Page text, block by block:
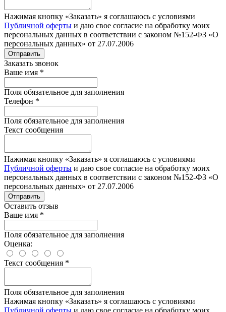
Нажимая кнопку «Заказать» я соглашаюсь с условиями
Публичной оферты и даю свое согласие на обработку моих
персональных данных в соответствии с законом №152-ФЗ «О
персональных данных» от 27.07.2006
Отправить
Заказать звонок
Ваше имя *
Поля обязательное для заполнения
Телефон *
Поля обязательное для заполнения
Текст сообщения
Нажимая кнопку «Заказать» я соглашаюсь с условиями
Публичной оферты и даю свое согласие на обработку моих
персональных данных в соответствии с законом №152-ФЗ «О
персональных данных» от 27.07.2006
Отправить
Оставить отзыв
Ваше имя *
Поля обязательное для заполнения
Оценка:
Текст сообщения *
Поля обязательное для заполнения
Нажимая кнопку «Заказать» я соглашаюсь с условиями
Публичной оферты и даю свое согласие на обработку моих